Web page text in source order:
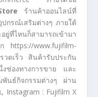
ร้านค้าออนไลน์ที่
กรณ์เสริมต่างๆ ภายใต้
ยู่ที่ไหนก็สามารถเข้ามา
https://www.fujifilm-
ดเร็ว สินค้ารับประกัน
ช่องทางการขาย และ
พันธ์กิจกรรมต่างๆ ผ่าน
Instagram : Fujifilm X